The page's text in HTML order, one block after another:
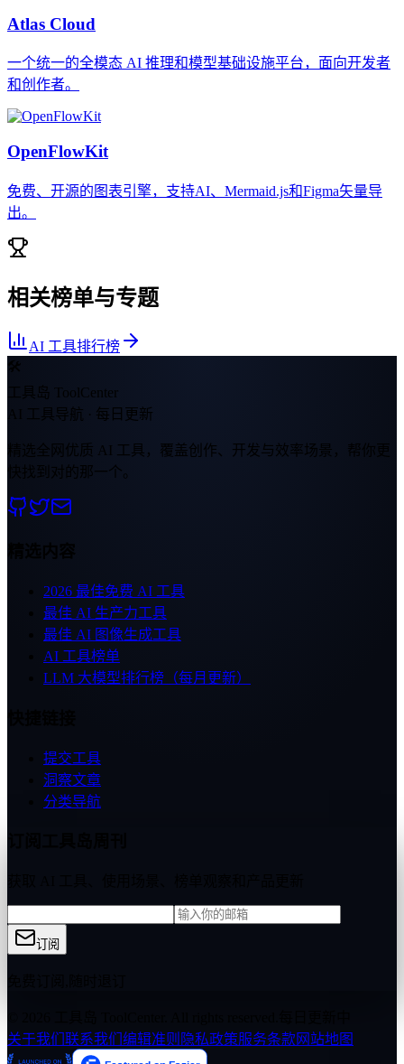
Atlas Cloud
一个统一的全模态 AI 推理和模型基础设施平台，面向开发者
和创作者。
OpenFlowKit
免费、开源的图表引擎，支持AI、Mermaid.js和Figma矢量导
出。
相关榜单与专题
AI 工具排行榜
🛠
工具岛 ToolCenter
AI 工具导航 · 每日更新
精选全网优质 AI 工具，覆盖创作、开发与效率场景，帮你更
快找到对的那一个。
精选内容
2026 最佳免费 AI 工具
最佳 AI 生产力工具
最佳 AI 图像生成工具
AI 工具榜单
LLM 大模型排行榜（每月更新）
提交工具
洞察文章
分类导航
订阅
关于我们 联系我们 编辑准则 隐私政策服务条款网站地图